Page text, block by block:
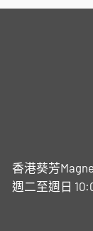
香港葵芳
週二至週日